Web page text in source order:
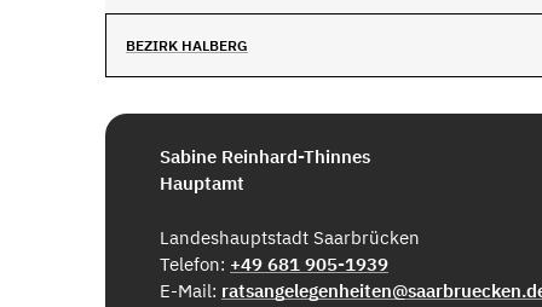
BEZIRK HALBERG
Sabine Reinhard-Thinnes
Hauptamt
Landeshauptstadt Saarbrücken
Telefon: +49 681 905-1939
E-Mail: